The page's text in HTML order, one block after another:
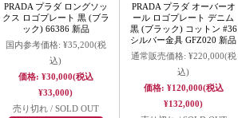
PRADA プラダ ロングソッ
クス ロゴプレート 黒 (ブラ
ック) 66386 新品
国内参考価格: ¥35,200(税
込)
価格: ¥30,000(税込
¥33,000)
売り切れ / SOLD OUT
PRADA プラダ オーバーオ
ール ロゴプレート デニム
黒 (ブラック) コットン #36
シルバー金具 GFZ020 新品
通常販売価格: ¥220,000(税
込)
価格: ¥120,000(税込
¥132,000)